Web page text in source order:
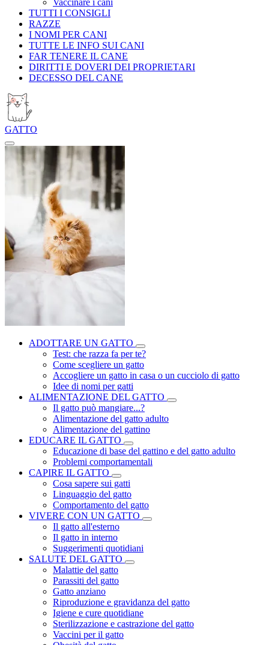
Vaccinare i cani
TUTTI I CONSIGLI
RAZZE
I NOMI PER CANI
TUTTE LE INFO SUI CANI
FAR TENERE IL CANE
DIRITTI E DOVERI DEI PROPRIETARI
DECESSO DEL CANE
GATTO
ADOTTARE UN GATTO
Test: che razza fa per te?
Come scegliere un gatto
Accogliere un gatto in casa o un cucciolo di gatto
Idee di nomi per gatti
ALIMENTAZIONE DEL GATTO
Il gatto può mangiare...?
Alimentazione del gatto adulto
Alimentazione del gattino
EDUCARE IL GATTO
Educazione di base del gattino e del gatto adulto
Problemi comportamentali
CAPIRE IL GATTO
Cosa sapere sui gatti
Linguaggio del gatto
Comportamento del gatto
VIVERE CON UN GATTO
Il gatto all'esterno
Il gatto in interno
Suggerimenti quotidiani
SALUTE DEL GATTO
Malattie del gatto
Parassiti del gatto
Gatto anziano
Riproduzione e gravidanza del gatto
Igiene e cure quotidiane
Sterilizzazione e castrazione del gatto
Vaccini per il gatto